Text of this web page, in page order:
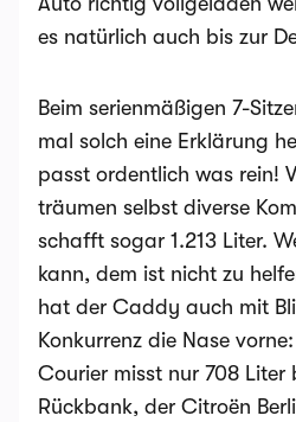
es natürlich auch bis zur
Beim serienmäßigen 7-
mal solch eine Erklärung
passt ordentlich was rein!
träumen selbst diverse
schafft sogar 1.213 Liter.
kann, dem ist nicht zu
hat der Caddy auch mit
Konkurrenz die Nase
Courier misst nur 708 Liter
Rückbank, der Citroën